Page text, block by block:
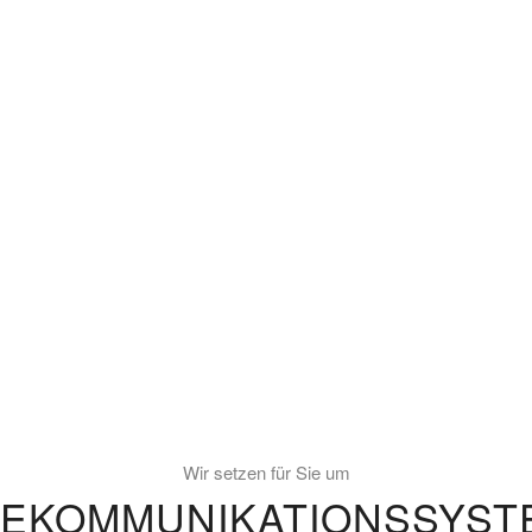
Wir setzen für Sie um